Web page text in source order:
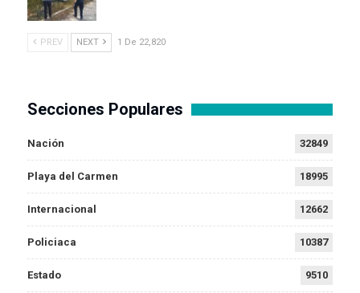
PREV NEXT 1 De 22,820
Secciones Populares
Nación 32849
Playa del Carmen 18995
Internacional 12662
Policiaca 10387
Estado 9510